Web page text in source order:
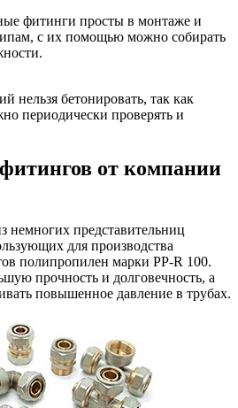
фитинги просты в монтаже и
с их помощью можно собирать
нельзя бетонировать, так как
периодически проверять и
от компании
немногих представительниц
для производства
полипропилен марки PP-R 100.
прочность и долговечность, а
повышенное давление в трубах.